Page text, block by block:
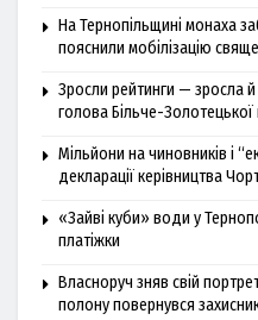
На Тернопільщині монаха
пояснили мобілізацію
Зросли рейтинги — зросла й
голова Більче-
Мільйони на чиновників і
декларації керівництва
«Зайві куби» води у
платіжки
Власноруч зняв свій
полону повернувся